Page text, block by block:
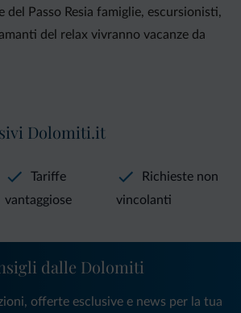
del Passo Resia famiglie, escursionisti,
del relax vivranno vacanze da
Dolomiti.it
Tariffe
vantaggiose
Richieste non
vincolanti
dalle Dolomiti
offerte esclusive e news per la tua